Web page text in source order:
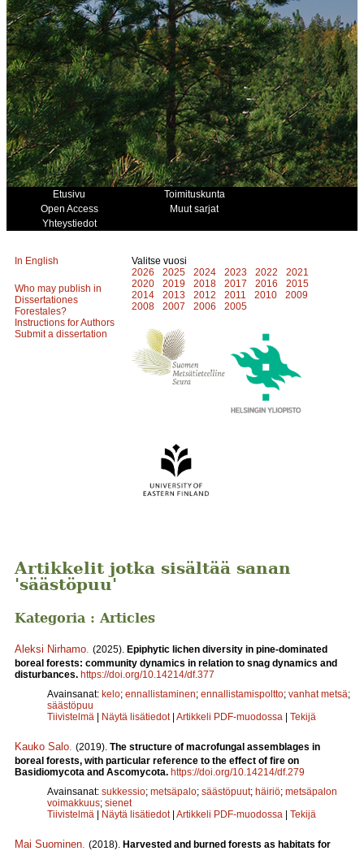
Etusivu
Toimituskunta
Open Access
Muut sarjat
Yhteystiedot
In English
Who may publish in
Dissertationes
Forestales?
Instructions for Authors
Submit a dissertation
Valitse vuosi
2026
2025 2024 2023 2022
2021
2020
2019 2018 2017 2016
2015
2014
2013 2012 2011 2010
2009
2008
2007 2006 2005
Artikkelit jotka sisältää sanan
'säästöpuu'
Kategoria : Articles
Aleksi Nirhamo (2025). Epiphytic lichen diversity in pine-dominated
boreal forests: community dynamics in relation to snag dynamics and
disturbances. https://doi.org/10.14214/df.377
Avainsanat: kelo; ennallistaminen; ennallistamispoltto; vanhat metsä;
säästöpuu
Tiivistelmä | Näytä lisätiedot | Artikkeli PDF-muodossa | Tekijä
Kauko Salo (2019). The structure of macrofungal assemblages in
boreal forests, with particular reference to the effect of fire on
Basidiomycota and Ascomycota. https://doi.org/10.14214/df.279
Avainsanat: sukkessio; metsäpalo; säästöpuut; häiriö; metsäpalon
voimakkuus; sienet
Tiivistelmä | Näytä lisätiedot | Artikkeli PDF-muodossa | Tekijä
Mai Suominen (2018). Harvested and burned forests as habitats for